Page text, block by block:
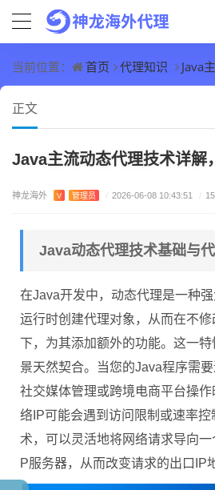
当前位置： 首页 代理知识 Java主流
正文
Java主流动态代理技术详解
神龙海外 V 管理员 / 2026-06-08 10:43:51 /
Java动态代理技术基础与
在Java开发中，动态代理是一种
运行时创建代理对象，从而在不
下，为其添加额外的功能。这一
景天然契合。当您的Java程序需要
社交媒体管理或跨境电商平台操
络IP可能会遇到访问限制或速率
术，可以灵活地将网络请求导向
P服务器，从而改变请求的出口IP